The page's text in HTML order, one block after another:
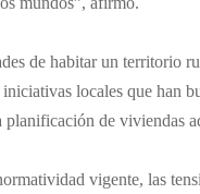
de habitar un territorio
locales que han
de viviendas
vigente, las